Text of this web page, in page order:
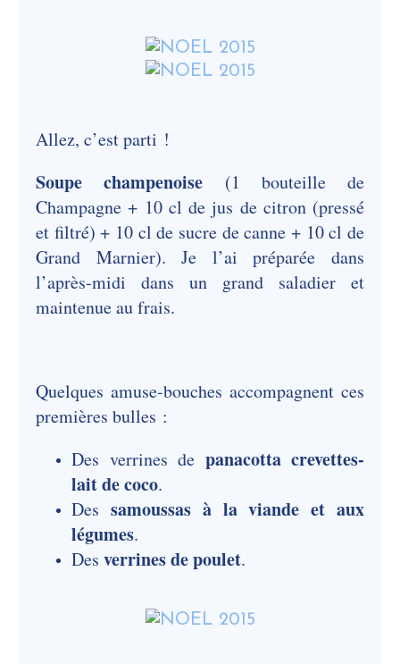
Allez, c’est parti !
Soupe champenoise (1 bouteille de
Champagne + 10 cl de jus de citron (pressé
et filtré) + 10 cl de sucre de canne + 10 cl de
Grand Marnier). Je l’ai préparée dans
l’après-midi dans un grand saladier et
maintenue au frais.
Quelques amuse-bouches accompagnent ces
premières bulles :
Des verrines de panacotta crevettes-
lait de coco.
Des samoussas à la viande et aux
légumes.
Des verrines de poulet.